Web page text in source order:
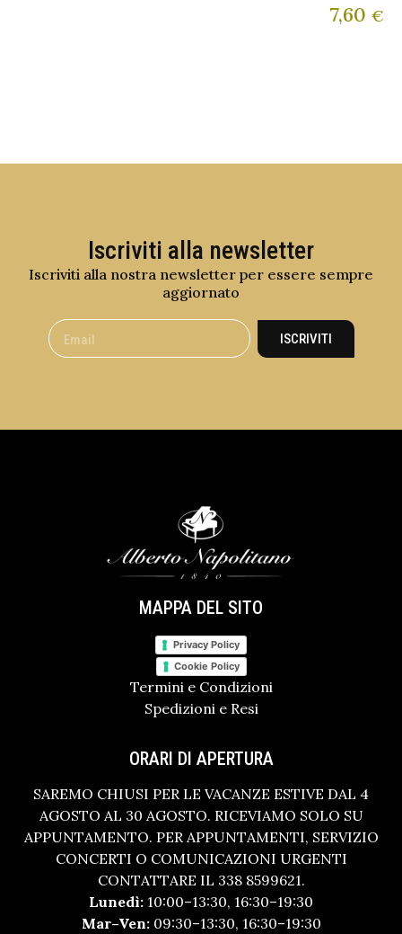
7,60 €
Iscriviti alla newsletter
Iscriviti alla nostra newsletter per essere sempre
aggiornato
ISCRIVITI
MAPPA DEL SITO
Privacy Policy
Cookie Policy
Termini e Condizioni
Spedizioni e Resi
ORARI DI APERTURA
SAREMO CHIUSI PER LE VACANZE ESTIVE DAL 4
AGOSTO AL 30 AGOSTO. RICEVIAMO SOLO SU
APPUNTAMENTO. PER APPUNTAMENTI, SERVIZIO
CONCERTI O COMUNICAZIONI URGENTI
CONTATTARE IL 338 8599621.
Lunedì: 10:00–13:30, 16:30–19:30
Mar–Ven:09:30–13:30, 16:30–19:30